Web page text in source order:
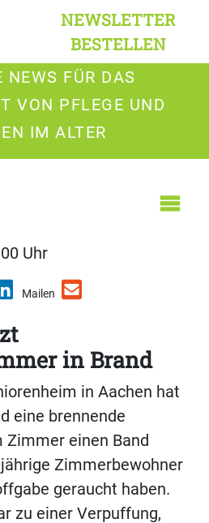
NEWSLETTER
BESTELLEN
NEWS FÜR DAS
VON PFLEGE UND
IM ALTER
Uhr
Mailen
in Brand
in Aachen hat
eine brennende
einen Band
Zimmerbewohner
geraucht haben.
zu einer Verpuffung,